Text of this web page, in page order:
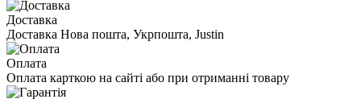
Доставка
Доставка Нова пошта, Укрпошта, Justin
Оплата
Оплата карткою на сайті або при отриманні товару